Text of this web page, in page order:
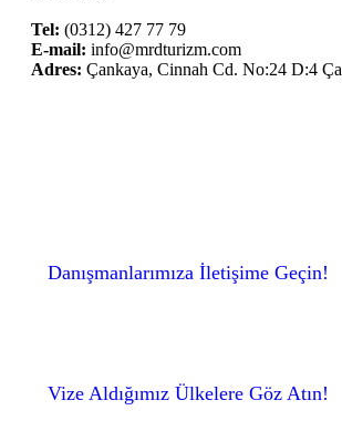
Tel: (0312) 427 77 79
E-mail: info@mrdturizm.com
Adres: Çankaya, Cinnah Cd. No:24 D:4
Danışmanlarımıza İletişime Geçin!
Vize Aldığımız Ülkelere Göz Atın!